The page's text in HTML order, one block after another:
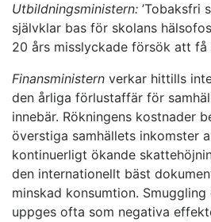
Utbildningsministern: ’Tobaksfri
självklar bas för skolans
20 års misslyckade försök att få
Finansministern verkar hittills
den årliga förlustaffär för
innebär. Rökningens kostnader
överstiga samhällets inkomster
kontinuerligt ökande
den internationellt bäst
minskad konsumtion.
uppges ofta som negativa